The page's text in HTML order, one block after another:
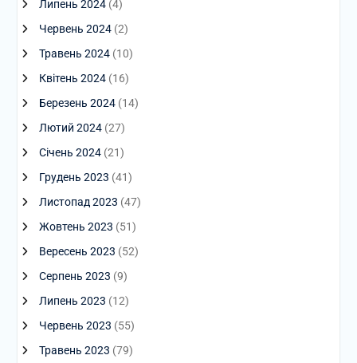
Липень 2024(4)
Червень 2024(2)
Травень 2024(10)
Квітень 2024(16)
Березень 2024(14)
Лютий 2024(27)
Січень 2024(21)
Грудень 2023 (41)
Листопад 2023 (47)
Жовтень 2023 (51)
Вересень 2023 (52)
Серпень 2023 (9)
Липень 2023 (12)
Червень 2023 (55)
Травень 2023 (79)